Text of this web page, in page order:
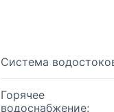
Система
Горячее
водоснабжение: